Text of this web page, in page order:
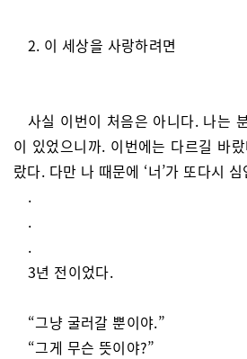
2. 이 세상을 사랑하려면
사실 이번이 처음은 아니다. 나는
이 있었으니까. 이번에는 다르길 바
랐다. 다만 나 때문에 ‘너’가 또다시
.
.
.
3년 전이었다.
“그냥 굴러갈 뿐이야.”
“그게 무슨 뜻이야?”